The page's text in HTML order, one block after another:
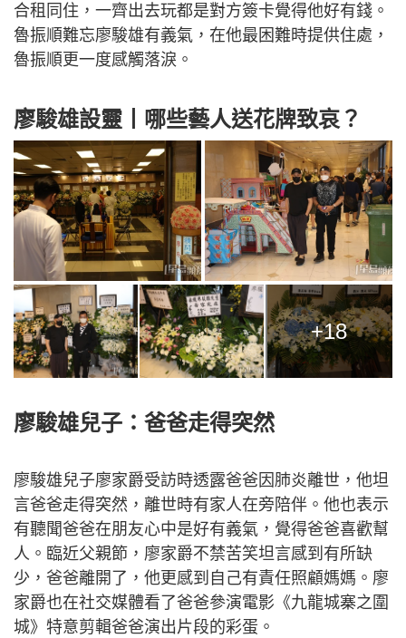
合租同住，一齊出去玩都是對方簽卡覺得他好有錢。
魯振順難忘廖駿雄有義氣，在他最困難時提供住處，
魯振順更一度感觸落淚。
廖駿雄設靈丨哪些藝人送花牌致哀？
+18
廖駿雄兒子：爸爸走得突然
廖駿雄兒子廖家爵受訪時透露爸爸因肺炎離世，他坦
言爸爸走得突然，離世時有家人在旁陪伴。他也表示
有聽聞爸爸在朋友心中是好有義氣，覺得爸爸喜歡幫
人。臨近父親節，廖家爵不禁苦笑坦言感到有所缺
少，爸爸離開了，他更感到自己有責任照顧媽媽。廖
家爵也在社交媒體看了爸爸參演電影《九龍城寨之圍
城》特意剪輯爸爸演出片段的彩蛋。